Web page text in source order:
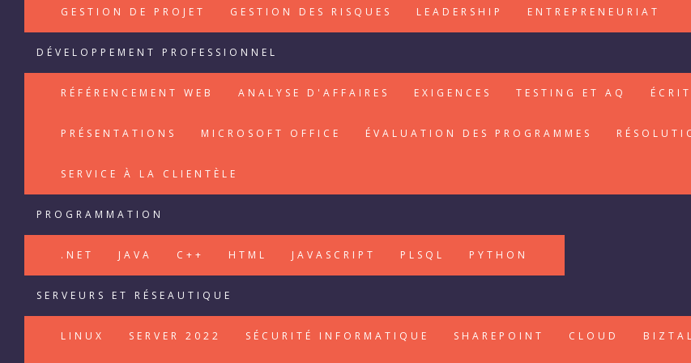
GESTION DE PROJET GESTION DES RISQUES LEADERSHIP ENTREPRENEURIAT
DÉVELOPPEMENT PROFESSIONNEL
RÉFÉRENCEMENT WEB ANALYSE D'AFFAIRES EXIGENCES TESTING ET AQ
PRÉSENTATIONS MICROSOFT OFFICE ÉVALUATION DES PROGRAMMES
SERVICE À LA CLIENTÈLE
PROGRAMMATION
.NET JAVA C++ HTML JAVASCRIPT PLSQL PYTHON
SERVEURS ET RÉSEAUTIQUE
LINUX SERVER 2022 SÉCURITÉ INFORMATIQUE SHAREPOINT CLOUD